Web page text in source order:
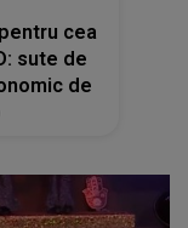
cea
sute de
de